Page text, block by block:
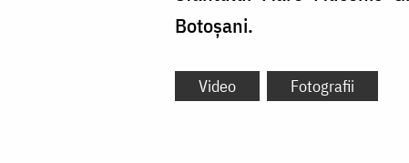
Botoșani.
Video Fotografii